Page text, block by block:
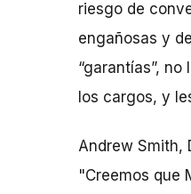
riesgo de
engañosas y
“garantías”,
los cargos, y
Andrew Smith,
"Creemos que